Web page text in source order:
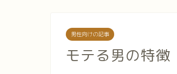
男性向けの記事
モテる男の特徴